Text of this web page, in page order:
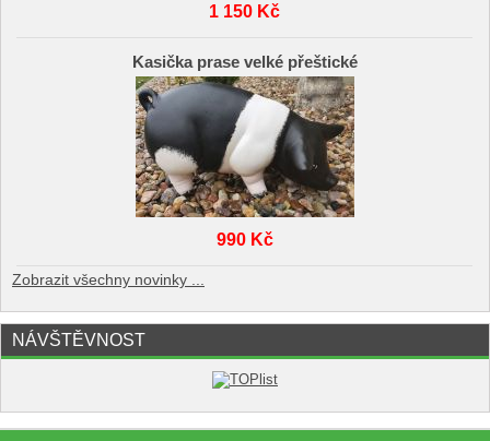
1 150 Kč
Kasička prase velké přeštické
990 Kč
Zobrazit všechny novinky ...
NÁVŠTĚVNOST